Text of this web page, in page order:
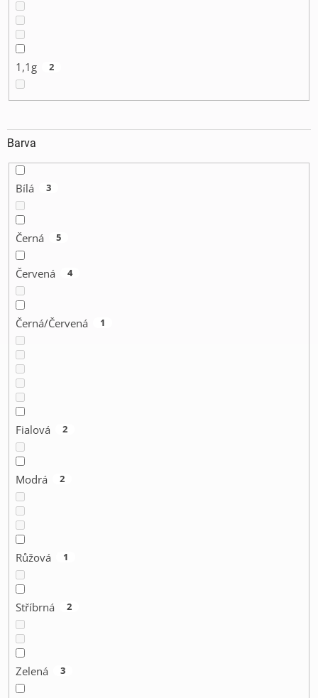
1,1g 2
Barva
Bílá 3
Černá 5
Červená 4
Černá/Červená 1
Fialová 2
Modrá 2
Růžová 1
Stříbrná 2
Zelená 3